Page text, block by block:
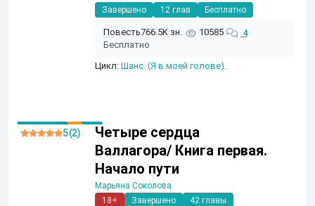
Завершено
12 глав Бесплатно
Повесть766.5K зн. 10585
4
Бесплатно
Цикл: Шанс. (Я в моей голове).
Четыре сердца
Валлагора/ Книга первая.
Начало пути
Марьяна Соколова
18+
Завершено
42 главы
5 (2)